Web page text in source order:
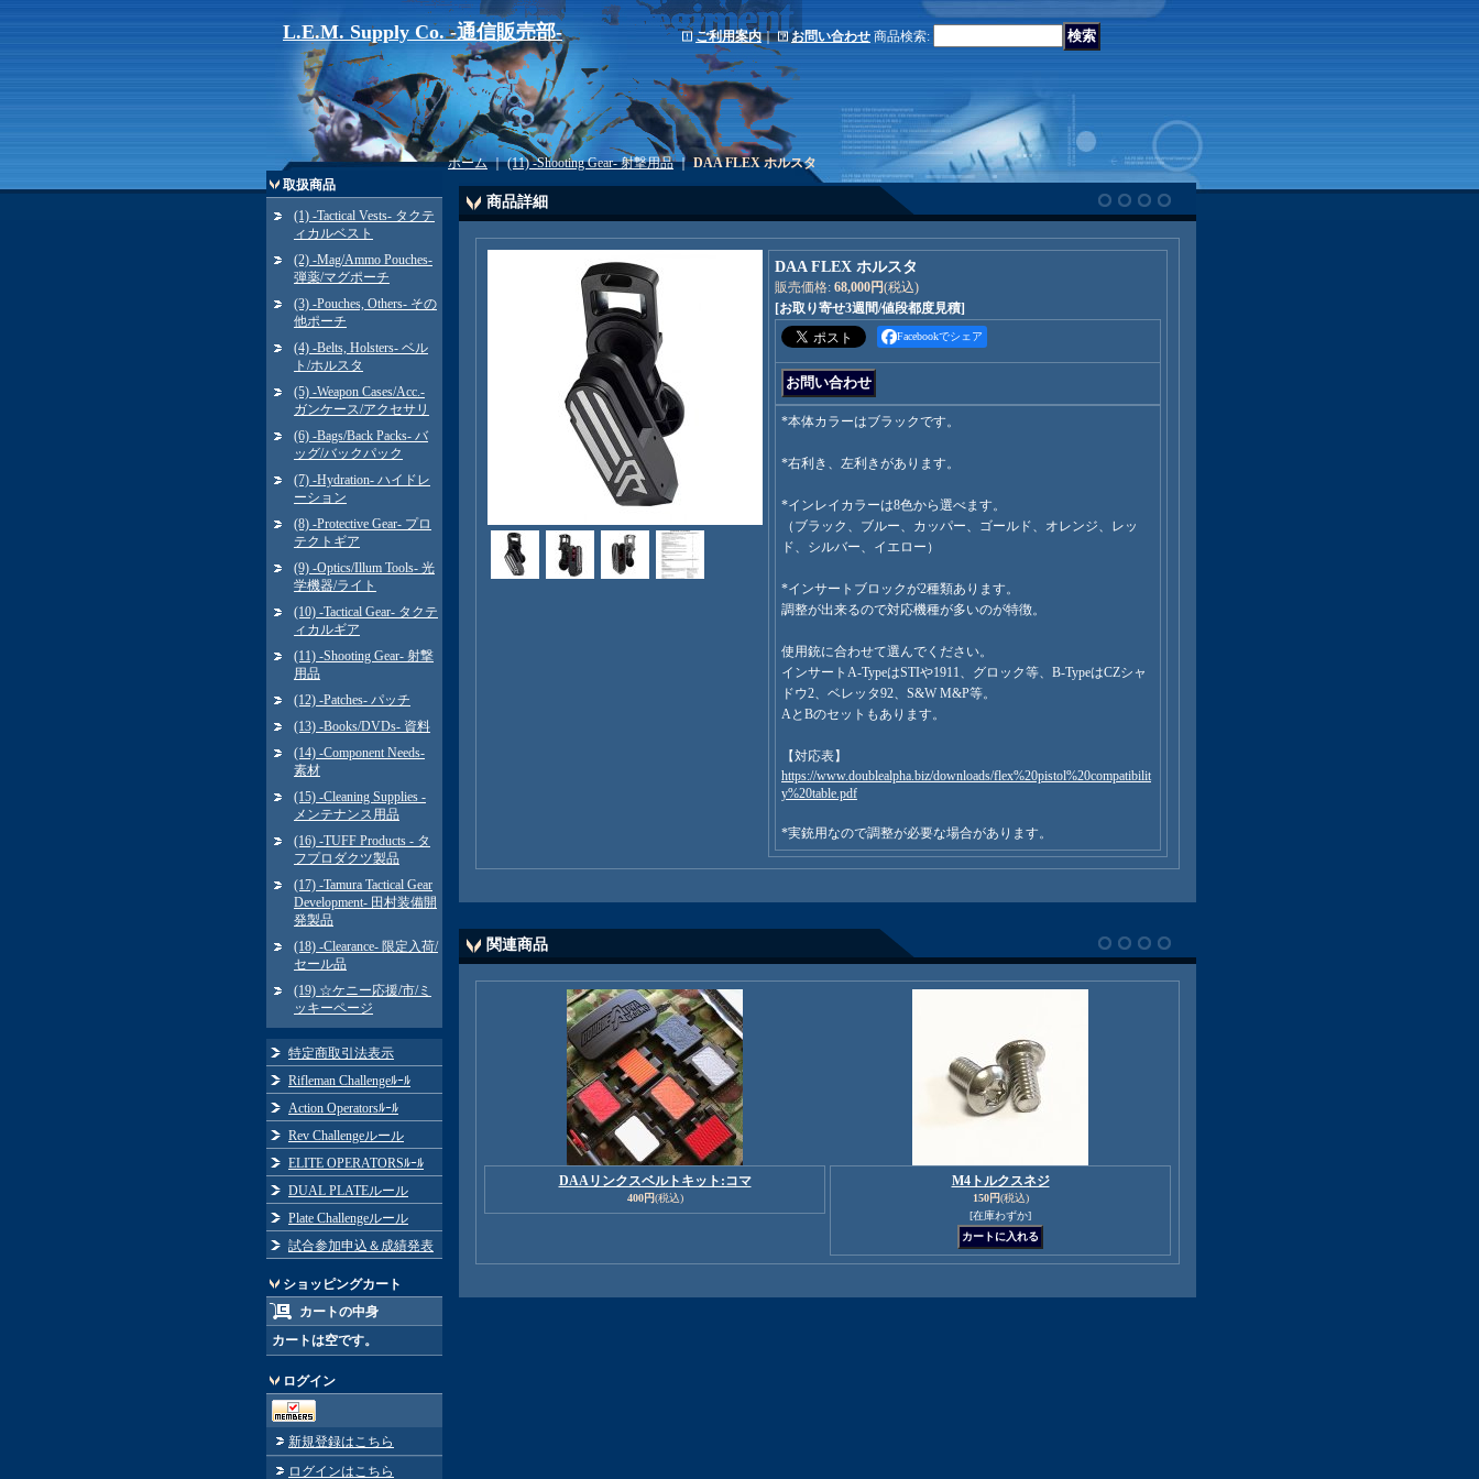
L.E.M. Supply Co. -通信販売部- ご利用案内｜ お問い合わせ 商品検索:
取扱商品
(1) -Tactical Vests- タクテ
ィカルベスト
(2) -Mag/Ammo Pouches-
弾薬/マグポーチ
(3) -Pouches, Others- その
他ポーチ
(4) -Belts, Holsters- ベル
ト/ホルスタ
(5) -Weapon Cases/Acc.-
ガンケース/アクセサリ
(6) -Bags/Back Packs- バ
ッグ/バックパック
(7) -Hydration- ハイドレ
ーション
(8) -Protective Gear- プロ
テクトギア
(9) -Optics/Illum Tools- 光
学機器/ライト
(10) -Tactical Gear- タクテ
ィカルギア
(11) -Shooting Gear- 射撃
用品
(12) -Patches- パッチ
(13) -Books/DVDs- 資料
(14) -Component Needs-
素材
(15) -Cleaning Supplies -
メンテナンス用品
(16) -TUFF Products - タ
フプロダクツ製品
(17) -Tamura Tactical Gear
Development- 田村装備開
発製品
(18) -Clearance- 限定入荷/
セール品
(19) ☆ケニー応援/市/ミ
ッキーページ
特定商取引法表示
Rifleman Challengeﾙｰﾙ
Action Operatorsﾙｰﾙ
Rev Challengeルール
ELITE OPERATORSﾙｰﾙ
DUAL PLATEルール
Plate Challengeルール
試合参加申込＆成績発表
ショッピングカート
カートの中身
カートは空です。
ログイン
新規登録はこちら
ログインはこちら
ホーム｜(11) -Shooting Gear- 射撃用品｜DAA FLEX ホルスタ
商品詳細
DAA FLEX ホルスタ
販売価格: 68,000円(税込)
[お取り寄せ3週間/値段都度見積]
Facebookでシェア
*本体カラーはブラックです。
*右利き、左利きがあります。
*インレイカラーは8色から選べます。
（ブラック、ブルー、カッパー、ゴールド、オレンジ、レッ
ド、シルバー、イエロー）
*インサートブロックが2種類あります。
調整が出来るので対応機種が多いのが特徴。
使用銃に合わせて選んでください。
インサートA-TypeはSTIや1911、グロック等、B-TypeはCZシャ
ドウ2、ベレッタ92、S&W M&P等。
AとBのセットもあります。
【対応表】
https://www.doublealpha.biz/downloads/flex%20pistol%20compatibilit
y%20table.pdf
*実銃用なので調整が必要な場合があります。
関連商品
DAAリンクスベルトキット:コマ
400円(税込)
M4トルクスネジ
150円(税込)
[在庫わずか]